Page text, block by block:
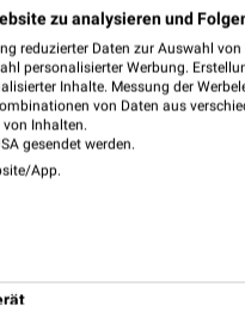
zu analysieren und
reduzierter Daten zur Auswahl von
personalisierter Werbung.
Inhalte. Messung der
von Daten aus
Inhalten.
gesendet werden.
App.